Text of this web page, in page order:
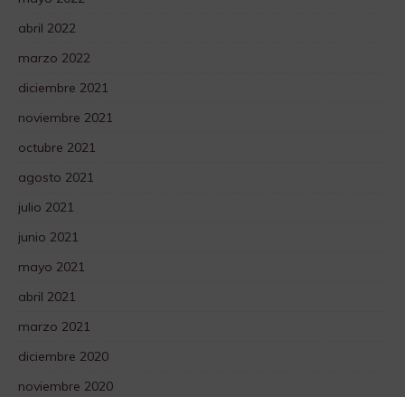
abril 2022
marzo 2022
diciembre 2021
noviembre 2021
octubre 2021
agosto 2021
julio 2021
junio 2021
mayo 2021
abril 2021
marzo 2021
diciembre 2020
noviembre 2020